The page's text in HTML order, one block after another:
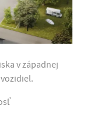
v západnej